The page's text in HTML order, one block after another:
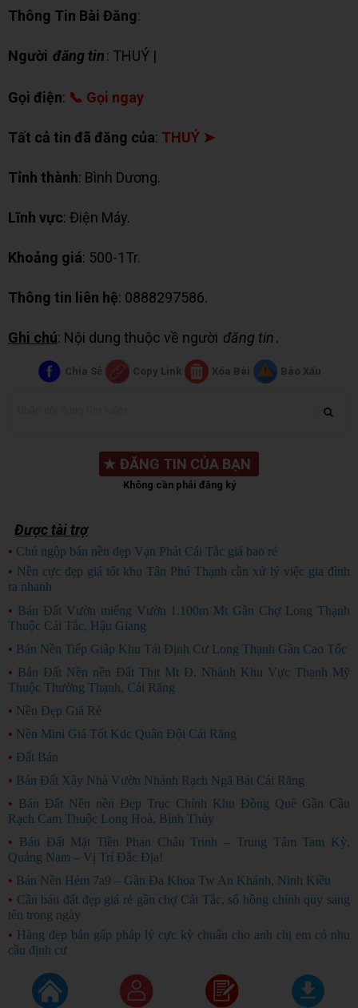
Thông Tin Bài Đăng:
Người đăng tin: THUÝ |
Gọi điện: 📞 Gọi ngay
Tất cả tin đã đăng của: THUÝ ➤
Tỉnh thành: Bình Dương.
Lĩnh vực: Điện Máy.
Khoảng giá: 500-1Tr.
Thông tin liên hệ: 0888297586.
Ghi chú: Nội dung thuộc về người đăng tin.
Chia Sẻ Copy Link Xóa Bài Báo Xấu
★ ĐĂNG TIN CỦA BẠN
Không cần phải đăng ký
Được tài trợ
• Chủ ngộp bán nền đẹp Vạn Phát Cái Tắc giá bao rẻ
• Nền cực đẹp giá tốt khu Tân Phú Thạnh cần xử lý việc gia đình
ra nhanh
• Bán Đất Vườn miếng Vườn 1.100m Mt Gần Chợ Long Thạnh
Thuộc Cái Tắc, Hậu Giang
• Bán Nền Tiếp Giâp Khu Tái Định Cư Long Thạnh Gần Cao Tốc
• Bán Đất Nền nền Đất Thịt Mt Đ. Nhánh Khu Vực Thạnh Mỹ
Thuộc Thường Thạnh, Cái Răng
• Nền Đẹp Giá Rẻ
• Nền Mini Giá Tốt Kdc Quân Đội Cái Răng
• Đất Bán
• Bán Đất Xây Nhà Vườn Nhánh Rạch Ngã Bát Cái Răng
• Bán Đất Nền nền Đẹp Trục Chính Khu Đồng Quê Gần Cầu
Rạch Cam Thuộc Long Hoà, Bình Thủy
• Bán Đất Mặt Tiền Phan Châu Trinh – Trung Tâm Tam Kỳ,
Quảng Nam – Vị Trí Đắc Địa!
• Bán Nền Hẻm 7a9 – Gần Đa Khoa Tw An Khánh, Ninh Kiều
• Cần bán đất đẹp giá rẻ gần chợ Cái Tắc, sổ hồng chính quy sang
tên trong ngày
• Hàng đẹp bán gấp pháp lý cực kỳ chuẩn cho anh chị em có nhu
cầu định cư
Copyright © 2026
Rao Vặt Miễn Phí